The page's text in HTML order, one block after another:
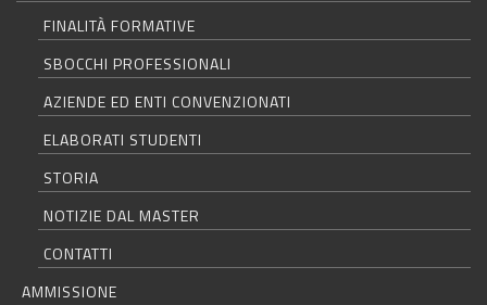
FINALITÀ FORMATIVE
SBOCCHI PROFESSIONALI
AZIENDE ED ENTI CONVENZIONATI
ELABORATI STUDENTI
STORIA
NOTIZIE DAL MASTER
CONTATTI
AMMISSIONE